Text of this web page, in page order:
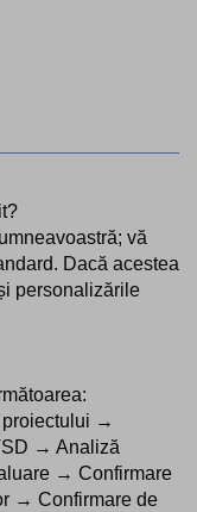
vă
Dacă acestea
personalizările
proiectului →
→ Analiză
→ Confirmare
→ Confirmare de